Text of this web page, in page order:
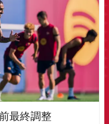
最終調整